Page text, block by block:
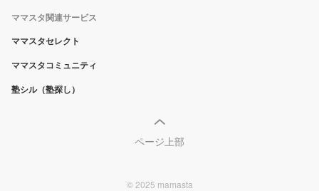
ママスタ関連サービス
ママスタセレクト
ママスタコミュニティ
塾シル（塾探し）
ページ上部
© 2025 mamasta